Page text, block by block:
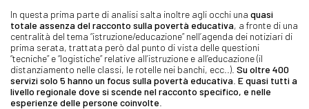
In questa prima parte di analisi salta inoltre agli occhi una quasi
totale assenza del racconto sulla povertà educativa, a fronte di una
centralità del tema “istruzione/educazione” nell’agenda dei notiziari di
prima serata, trattata però dal punto di vista delle questioni
“tecniche” e “logistiche” relative all’istruzione e all’educazione (il
distanziamento nelle classi, le rotelle nei banchi, ecc..). Su oltre 400
servizi solo 5 hanno un focus sulla povertà educativa E quasi tutti a
livello regionale dove si scende nel racconto specifico, e nelle
esperienze delle persone coinvolte